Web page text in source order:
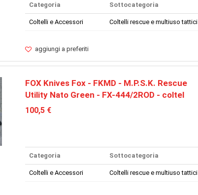
Categoria Sottocategoria
Coltelli e Accessori Coltelli rescue e multiuso tattici
aggiungi a preferiti
FOX Knives Fox - FKMD - M.P.S.K. Rescue
Utility Nato Green - FX-444/2ROD - coltel
100,5 €
Categoria Sottocategoria
Coltelli e Accessori Coltelli rescue e multiuso tattici